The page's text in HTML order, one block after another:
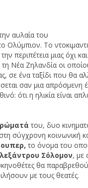
αυλαία του
Το
περιπέτεια μιας όχι
Νέα Ζηλανδία οι
ένα ταξίδι που θα
σαν μια
ότι η ηλικία είναι
του, δυο
σύγχρονη κοινωνική
το όνομα του
Σόλομον, με
σκηνοθέτες θα
με τους θεατές.